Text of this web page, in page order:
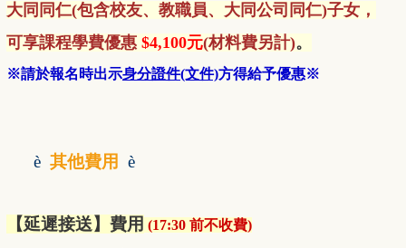
大同同仁(包含校友、教職員、大同公司同仁)子女，
可享課程學費優惠 $4,100元(材料費另計)。
※請於報名時出示身分證件(文件)方得給予優惠※
è 其他費用 è
【延遲接送】費用 (17:30 前不收費)